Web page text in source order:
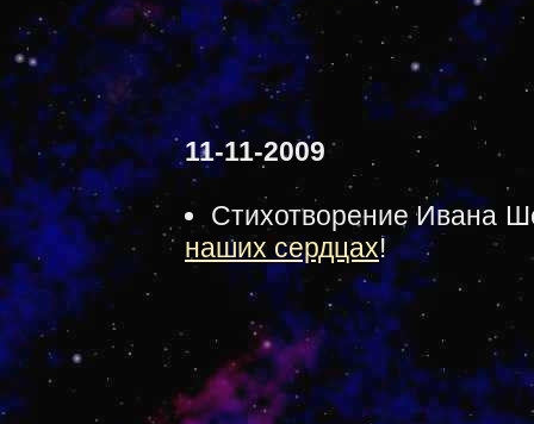
11-11-2009
Стихотворение Ивана
наших сердцах!